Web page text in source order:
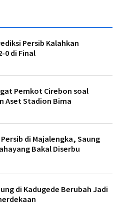
Persib Kalahkan
0 di Final
Pemkot Cirebon soal
Aset Stadion Bima
di Majalengka, Saung
Bakal Diserbu
di Kadugede Berubah Jadi